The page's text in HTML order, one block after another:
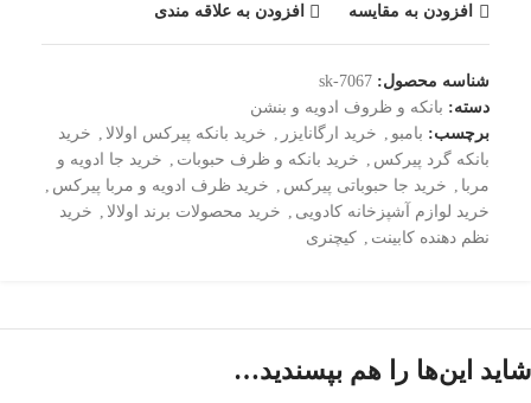
افزودن به مقایسه افزودن به علاقه مندی
شناسه محصول: sk-7067
دسته: بانکه و ظروف ادویه و بنشن
برچسب: بامبو , خرید ارگانایزر , خرید بانکه پیرکس اولالا , خرید
بانکه گرد پیرکس , خرید بانکه و ظرف حبوبات , خرید جا ادویه و
مربا , خرید جا حبوباتی پیرکس , خرید ظرف ادویه و مربا پیرکس ,
خرید لوازم آشپزخانه کادویی , خرید محصولات برند اولالا , خرید
نظم دهنده کابینت , کیچنری
شاید این‌ها را هم بپسندید…